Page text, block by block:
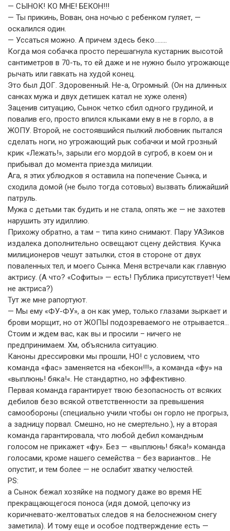
— СЫНОК! КО МНЕ! БЕКОН!!!
— Ты прикинь, Вован, она ночью с ребенком гуляет, —
оскалился один.
— Уссаться можно. А причем здесь беко……..
Когда моя собачка просто перешагнула кустарник высотой
сантиметров в 70-ть, то ей даже и не нужно было угрожающе
рычать или гавкать на худой конец.
Это был ДОГ. Здоровенный. Не-а, Огромный. (Он на длинных
санках мужа и двух детишек катал не хуже оленя)
Заценив ситуацию, Сынок четко сбил одного грудиной, и
повалив его, просто впился клыками ему в не в горло, а в
ЖОПУ. Второй, не состоявшийся пылкий любовник пытался
сделать ноги, но угрожающий рык собачки и мой грозный
крик «Лежать!», зарыли его мордой в сугроб, в коем он и
прибывал до момента приезда милиции.
Ага, я этих ублюдков я оставила на попечение Сынка, и
сходила домой (не было тогда сотовых) вызвать ближайший
патруль.
Мужа с детьми так будить и не стала, опять же — не захотев
нарушить эту идиллию.
Прихожу обратно, а там – типа кино снимают. Пару УАЗиков
издалека дополнительно освещают сцену действия. Кучка
милиционеров чешут затылки, стоя в стороне от двух
поваленных тел, и моего Сынка. Меня встречали как главную
актрису. (А что? «Софиты» — есть! Публика присутствует! Чем
не актриса?)
Тут же мне рапортуют.
— Мы ему «ФУ-ФУ», а он как умер, только глазами зыркает и
брови морщит, но от ЖОПЫ подозреваемого не отрывается…
Стоим и ждем вас, как вы и просили – ничего не
предпринимаем. Хм, объяснила ситуацию.
Каноны дрессировки мы прошли, НО! с условием, что
команда «фас» заменяется на «бекон!!!», а команда «фу» на
«выплюнь! бяка!«. Не стандартно, но эффективно.
Первая команда гарантирует твою безопасность от всяких
дебилов безо всякой ответственности за превышения
самообороны (специально учили чтобы он горло не прогрыз,
а задницу порвал. Смешно, но не смертельно.), ну а вторая
команда гарантировала, что любой дебил командным
голосом не прикажет «фу». Без — «выплюнь! бяка!» команда
голосами, кроме нашего семейства – без вариантов… Не
опустит, и тем более — не ослабит хватку челюстей.
PS:
а Сынок бежал хозяйке на подмогу даже во время НЕ
прекращающегося поноса (идя домой, цепочку из
коричневато-желтоватых следов я на белоснежном снегу
заметила). И тому еще и особое подтверждение есть —